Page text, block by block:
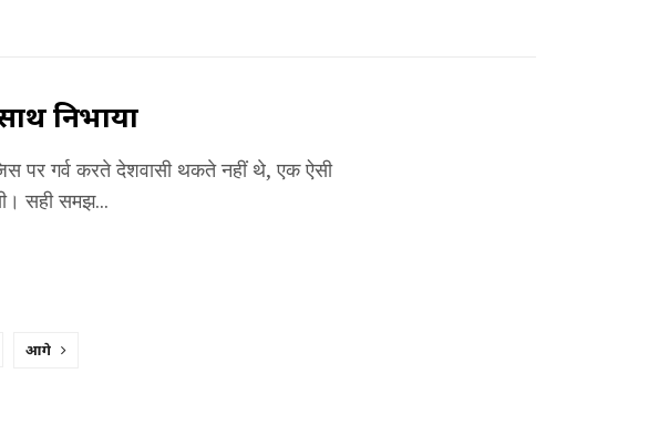
निभाया
पर गर्व करते देशवासी थकते नहीं थे, एक ऐसी
सही समझ...
आगे